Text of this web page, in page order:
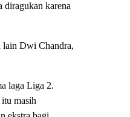
diragukan karena
lain Dwi Chandra,
laga Liga 2.
masih